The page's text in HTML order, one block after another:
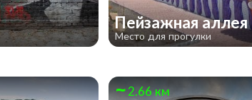
Пейзажная аллея
Место для прогулки
2.66 км